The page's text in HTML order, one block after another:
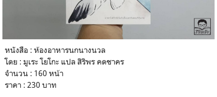
หนังสือ : ห้องอาหารนกนางนวล
โดย : มูเระ โยโกะ แปล สิริพร คดชาคร
จำนวน : 160 หน้า
ราคา : 230 บาท